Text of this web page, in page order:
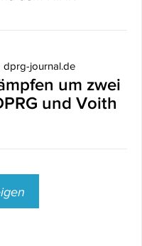
dprg-journal.de
um zwei
und Voith